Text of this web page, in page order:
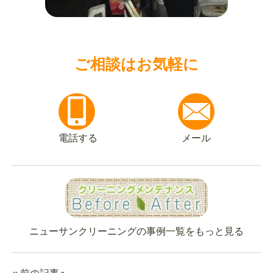
ご相談はお気軽に
電話する メール
ニューサンクリーニングの事例一覧をもっと見る